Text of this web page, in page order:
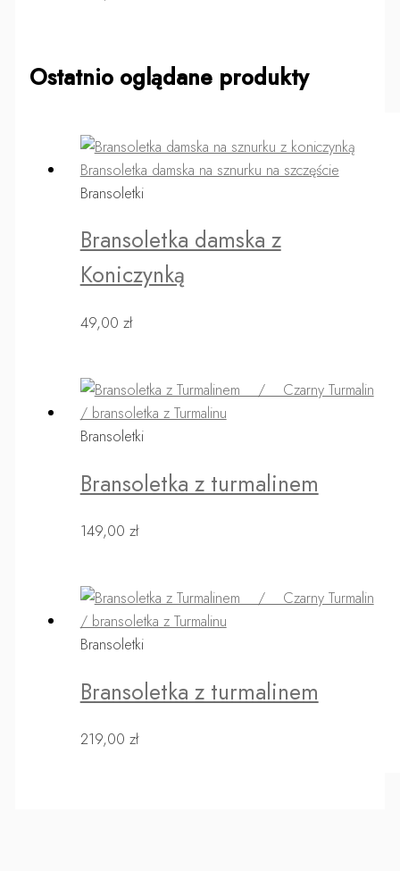
Ostatnio oglądane produkty
Bransoletki
Bransoletka damska z
Koniczynką
49,00 zł
Bransoletki
Bransoletka z turmalinem
149,00 zł
Bransoletki
Bransoletka z turmalinem
219,00 zł